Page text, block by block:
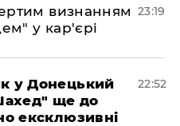
визнанням
у кар'єрі
23:19
у Донецький
ще до
ексклюзивні
22:52